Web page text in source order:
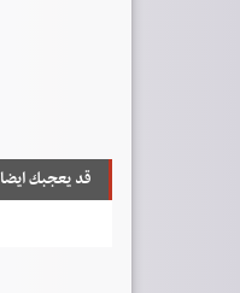
قد يعجبك ايضا